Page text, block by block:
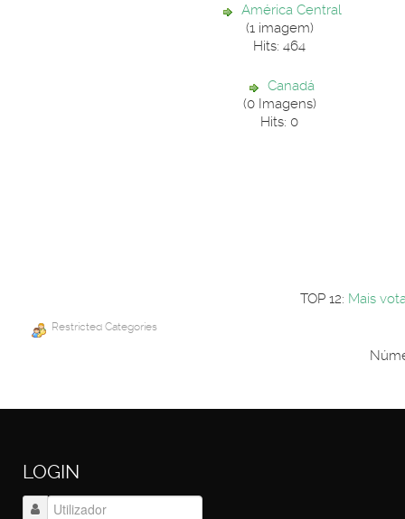
América Central
(1 imagem)
Hits: 464
Canadá
(0 Imagens)
Hits: 0
TOP 12: Mais
Restricted Categories
LOGIN